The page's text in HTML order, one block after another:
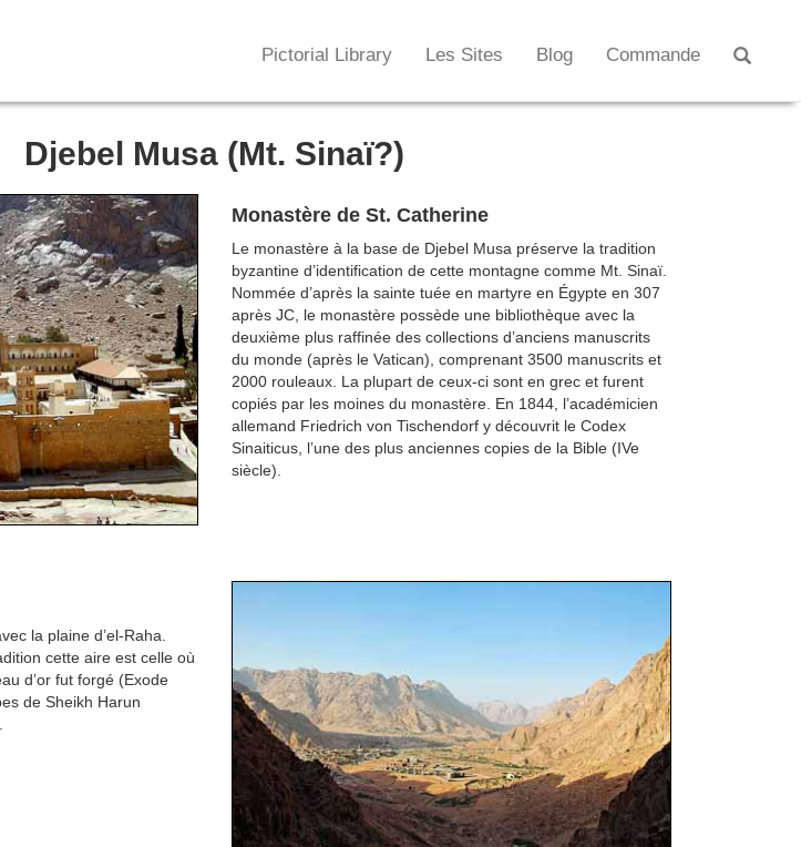
Pictorial Library Les Sites Blog Commande
Djebel Musa (Mt. Sinaï?)
Monastère de St. Catherine
Le monastère à la base de Djebel Musa préserve la tradition
byzantine d’identification de cette montagne comme Mt. Sinaï.
Nommée d’après la sainte tuée en martyre en Égypte en 307
après JC, le monastère possède une bibliothèque avec la
deuxième plus raffinée des collections d’anciens manuscrits
du monde (après le Vatican), comprenant 3500 manuscrits et
2000 rouleaux. La plupart de ceux-ci sont en grec et furent
copiés par les moines du monastère. En 1844, l’académicien
allemand Friedrich von Tischendorf y découvrit le Codex
Sinaiticus, l’une des plus anciennes copies de la Bible (IVe
siècle).
la plaine d’el-Raha.
cette aire est celle où
d’or fut forgé (Exode
de Sheikh Harun